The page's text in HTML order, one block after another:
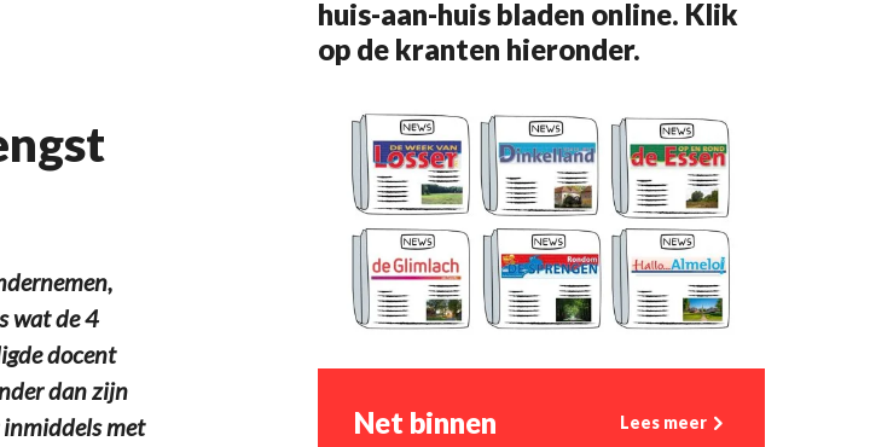
wat de 4
docent
dan zijn
met
huis-aan-huis bladen online. Klik
op de kranten hieronder.
Net binnen Lees meer